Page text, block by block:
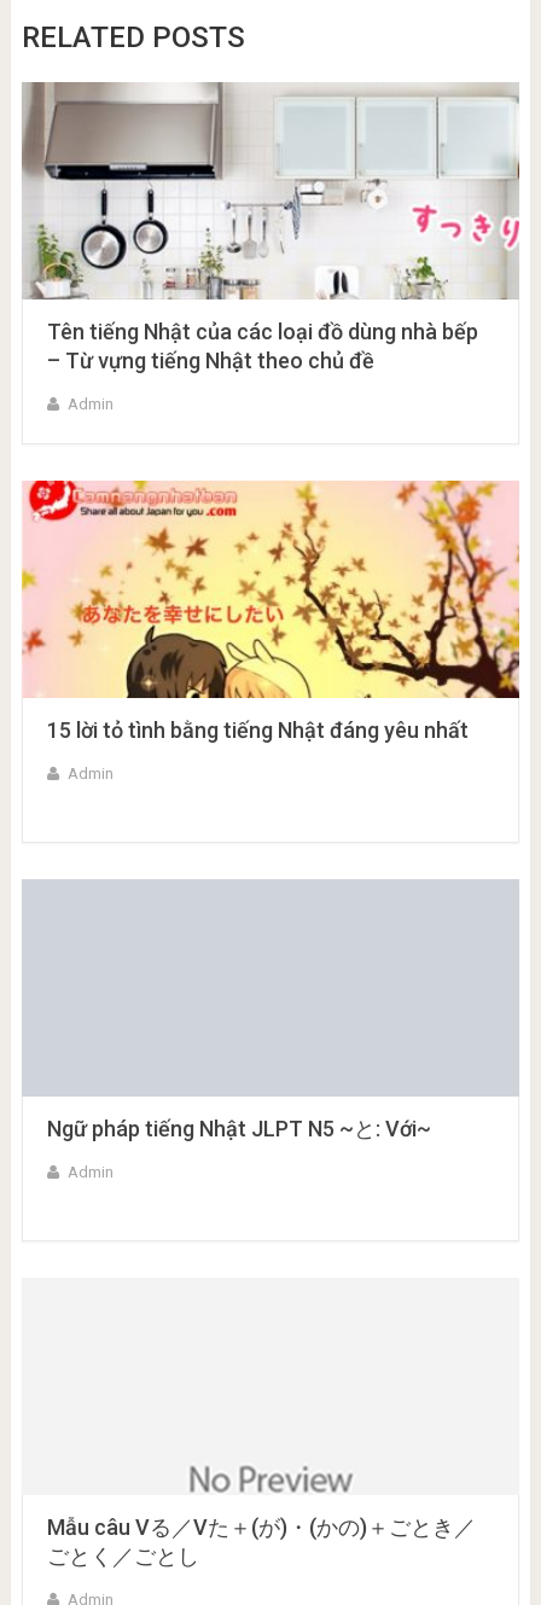
RELATED POSTS
Tên tiếng Nhật của các loại đồ dùng nhà bếp
– Từ vựng tiếng Nhật theo chủ đề
Admin
15 lời tỏ tình bằng tiếng Nhật đáng yêu nhất
Admin
Ngữ pháp tiếng Nhật JLPT N5 ~と: Với~
Admin
Mẫu câu Vる／Vた＋(が)・(かの)＋ごとき／
ごとく／ごとし
Admin